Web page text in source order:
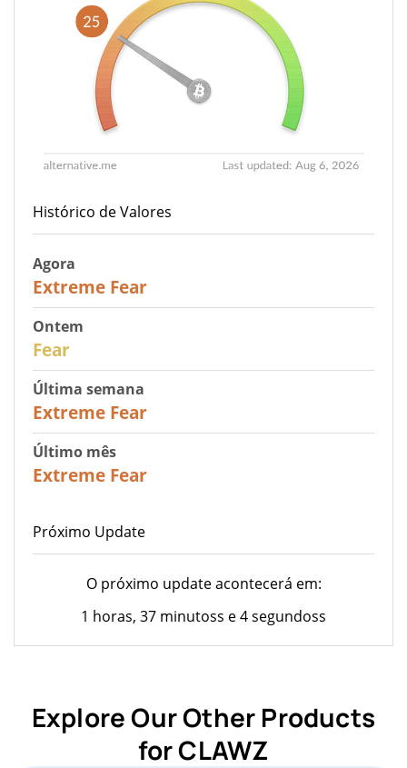
Histórico de Valores
Agora
Extreme Fear
Ontem
Fear
Última semana
Extreme Fear
Último mês
Extreme Fear
Próximo Update
O próximo update acontecerá em:
1 horas, 37 minutoss e 4 segundoss
Explore Our Other Products
for CLAWZ